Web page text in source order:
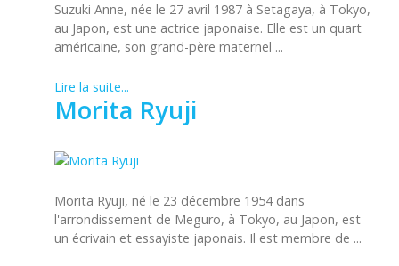
Suzuki Anne, née le 27 avril 1987 à Setagaya, à Tokyo,
au Japon, est une actrice japonaise. Elle est un quart
américaine, son grand-père maternel ...
Lire la suite...
Morita Ryuji
Morita Ryuji, né le 23 décembre 1954 dans
l'arrondissement de Meguro, à Tokyo, au Japon, est
un écrivain et essayiste japonais. Il est membre de ...